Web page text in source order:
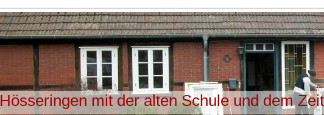
Hösseringen mit der alten Schule und dem